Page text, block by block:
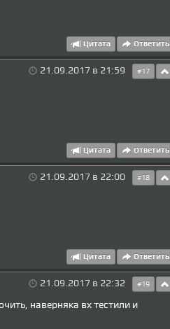
Ответить
Цитата
21.09.2017 в 21:59 #17
Ответить
Цитата
21.09.2017 в 22:00 #18
Ответить
Цитата
21.09.2017 в 22:32 #19
наверняка вх тестили и